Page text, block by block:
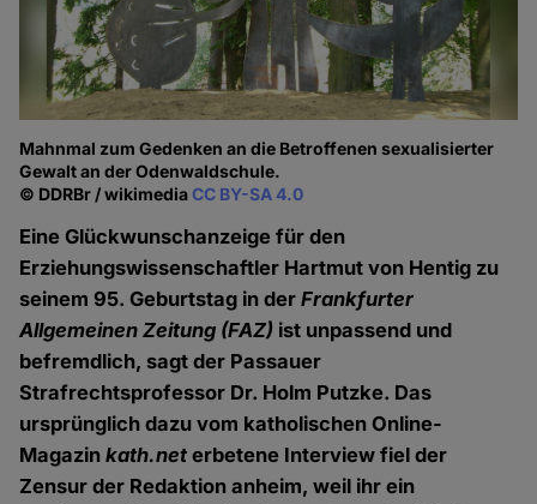
Mahnmal zum Gedenken an die Betroffenen sexualisierter
Gewalt an der Odenwaldschule.
© DDRBr / wikimediaCC BY-SA 4.0
Eine Glückwunschanzeige für den
Erziehungswissenschaftler Hartmut von Hentig zu
seinem 95. Geburtstag in derFrankfurter
Allgemeinen Zeitung (FAZ) ist unpassend und
befremdlich, sagt der Passauer
Strafrechtsprofessor Dr. Holm Putzke. Das
ursprünglich dazu vom katholischen Online-
Magazinkath.net erbetene Interview fiel der
Zensur der Redaktion anheim, weil ihr ein